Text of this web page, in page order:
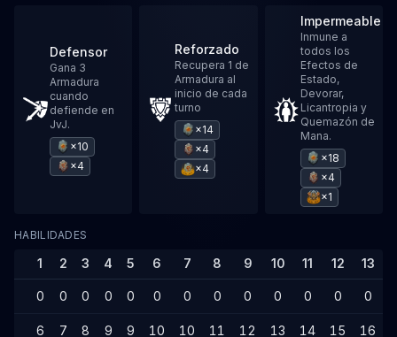
Defensor
Gana 3
Armadura
cuando
defiende en
JvJ.
×10
×4
Reforzado
Recupera 1 de
Armadura al
inicio de cada
turno
×14
×4
×4
Impermeable
Inmune a
todos los
Efectos de
Estado,
Devorar,
Licantropia y
Quemazón de
Mana.
×18
×4
×1
HABILIDADES
1 2 3 4 5 6 7 8 9 10 11 12 13
0 0 0 0 0 0 0 0 0 0 0 0 0
6 7 8 9 9 10 10 11 12 13 14 15 16